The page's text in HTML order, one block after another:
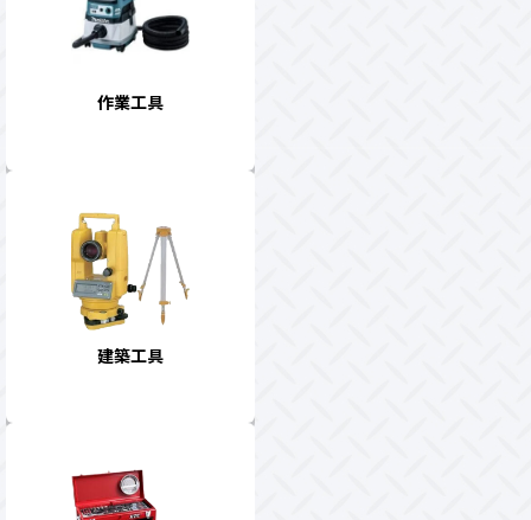
作業工具
建築工具